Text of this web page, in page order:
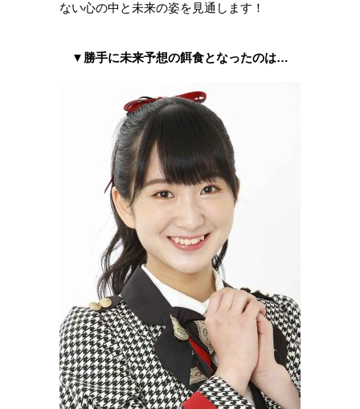
ない心の中と未来の姿を見通します！
▼勝手に未来予想の餌食となったのは…